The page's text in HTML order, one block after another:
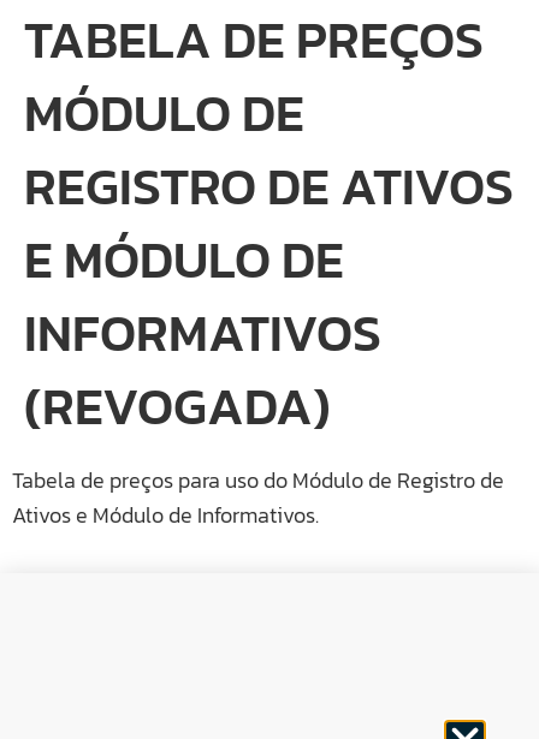
TABELA DE PREÇOS
MÓDULO DE
REGISTRO DE ATIVOS
E MÓDULO DE
INFORMATIVOS
(REVOGADA)
Tabela de preços para uso do Módulo de Registro de
Ativos e Módulo de Informativos.